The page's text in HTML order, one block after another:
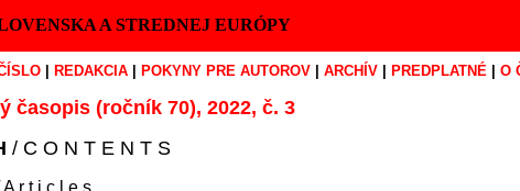
A STREDNEJ EURÓPY
REDAKCIA POKYNY PRE AUTOROV ARCHÍV PREDPLATNÉ O
časopis (ročník 70), 2022, č. 3
/ C O N T E N T S
A r t i c l e s